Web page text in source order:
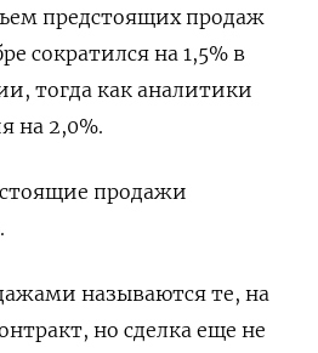
предстоящих продаж
сократился на 1,5% в
тогда как аналитики
на 2,0%.
продажи
называются те, на
но сделка еще не